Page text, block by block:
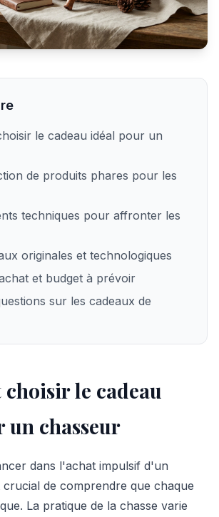
le cadeau idéal pour un
de produits phares pour les
techniques pour affronter les
originales et technologiques
et budget à prévoir
sur les cadeaux de
le cadeau
un chasseur
dans l'achat impulsif d'un
crucial de comprendre que chaque
La pratique de la chasse varie